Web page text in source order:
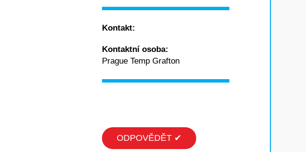
Kontakt:
Kontaktní osoba:
Prague Temp Grafton
ODPOVĚDĚT ✔